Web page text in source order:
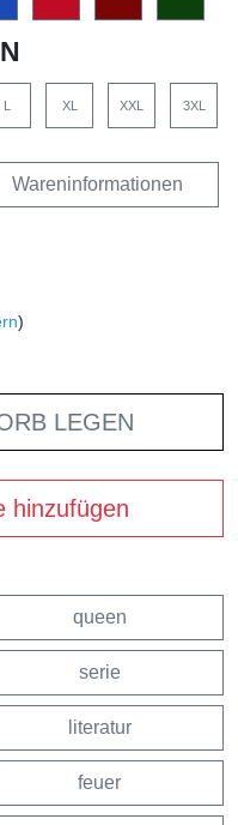
L XL XXL 3XL
Wareninformationen
)
LEGEN
hinzufügen
queen
serie
literatur
feuer